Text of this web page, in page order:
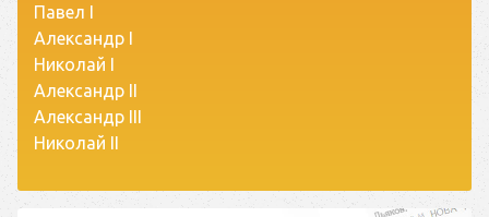
Павел I
Александр I
Николай I
Александр II
Александр III
Николай II